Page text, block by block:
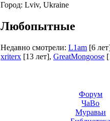
Город: Lviv, Ukraine
Любопытные
Недавно смотрели: L1am [6
xriterx [13 лет], GreatMongoose
Форум
ЧаВо
Муравьи